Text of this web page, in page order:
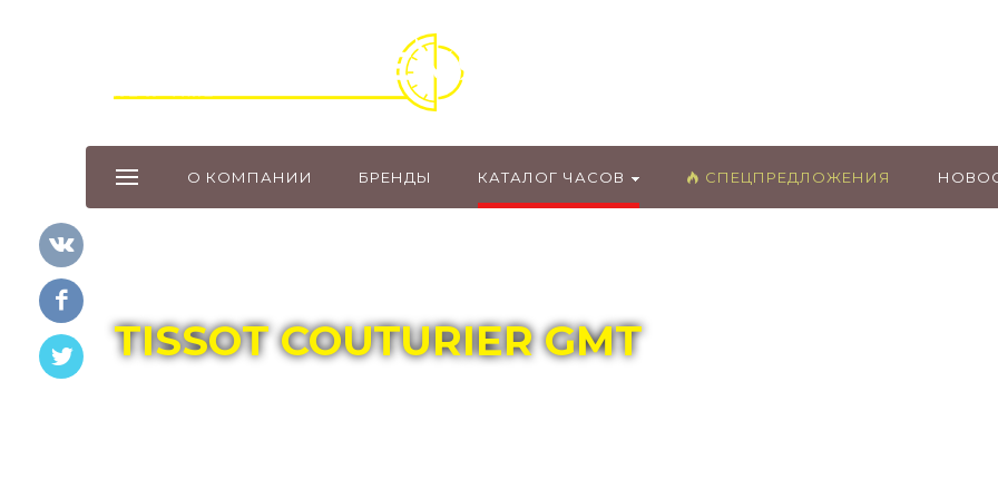
О КОМПАНИИ БРЕНДЫ КАТАЛОГ ЧАСОВ СПЕЦПРЕДЛОЖЕНИЯ
TISSOT COUTURIER GMT